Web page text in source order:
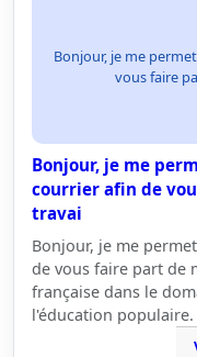
Bonjour, je me
vous faire
Bonjour, je me
courrier afin de
travai
Bonjour, je me
de vous faire part de
française dans le
l'éducation